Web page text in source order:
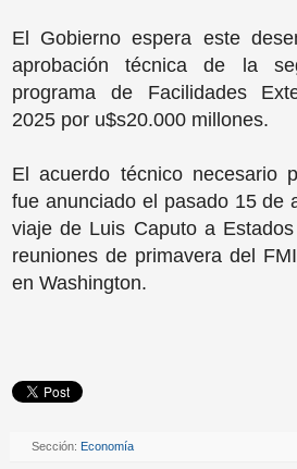
El Gobierno espera este
aprobación técnica de la
programa de Facilidades
2025 por u$s20.000 millones.
El acuerdo técnico necesario
fue anunciado el pasado 15 de
viaje de Luis Caputo a
reuniones de primavera del
en Washington.
Sección: Economía